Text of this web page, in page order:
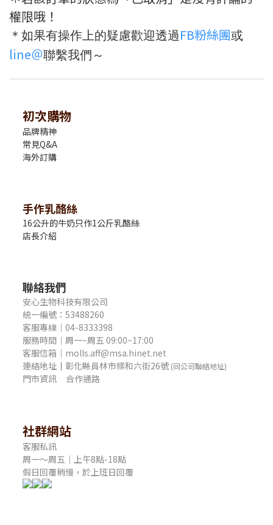
權限哦！
＊如果有操作上的疑慮歡迎透過 FB粉絲團或
line＠聯繫我們～
初次購物
品牌精神
常見Q&A
海外訂購
手作乳酪絲
16公升的牛奶只作1公斤乳酪絲
店長介紹
聯絡我們
安心生物科技有限公司
統一編號：53488260
客服專線｜04-8333398
服務時間｜周一~周五 09:00~17:00
客服信箱｜molls.aff@msa.hinet.net
連絡地址 ｜ 彰化縣員林市條和六街26號 (同公司聯絡地址)
門市資訊 合作通路
社群網站
客服私訊
周一～周五｜上午8點-18點
假日回覆稍慢，於上班日回覆